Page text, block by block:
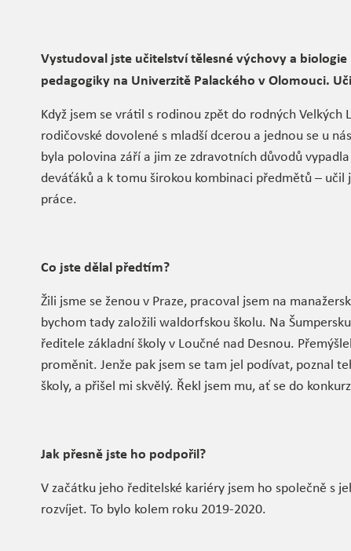
Vystudoval jste učitelství tělesné výchovy a
pedagogiky na Univerzitě Palackého v Olomouci.
Když jsem se vrátil s rodinou zpět do rodných
rodičovské dovolené s mladší dcerou a jednou se u
byla polovina září a jim ze zdravotních důvodů
deváťáků a k tomu širokou kombinaci předmětů –
práce.
Co jste dělal předtím?
Žili jsme se ženou v Praze, pracoval jsem na
bychom tady založili waldorfskou školu. Na
ředitele základní školy v Loučné nad Desnou.
proměnit. Jenže pak jsem se tam jel podívat, poznal
školy, a přišel mi skvělý. Řekl jsem mu, ať se do
Jak přesně jste ho podpořil?
V začátku jeho ředitelské kariéry jsem ho společně s
rozvíjet. To bylo kolem roku 2019-2020.